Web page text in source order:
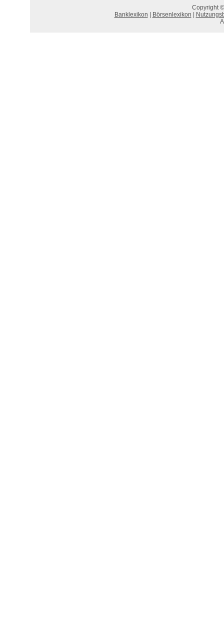
Copyright
Banklexikon
Börsenlexikon